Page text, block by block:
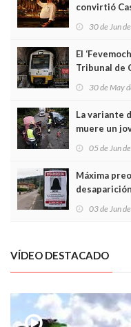
convirtió
Asturias en
30 de Jun
El
Tribunal de
sobrecoste
30 de May
La variante
muere un
frontal
05 de Jun
Máxima
03 de Jun
VÍDEO DESTACADO